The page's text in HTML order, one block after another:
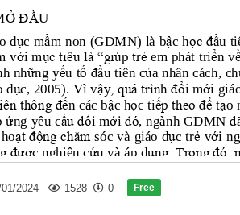
2024 1528 0 Free